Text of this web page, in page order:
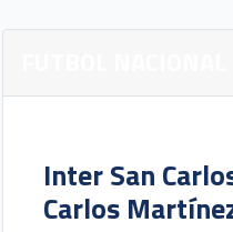
Inter San
Carlos